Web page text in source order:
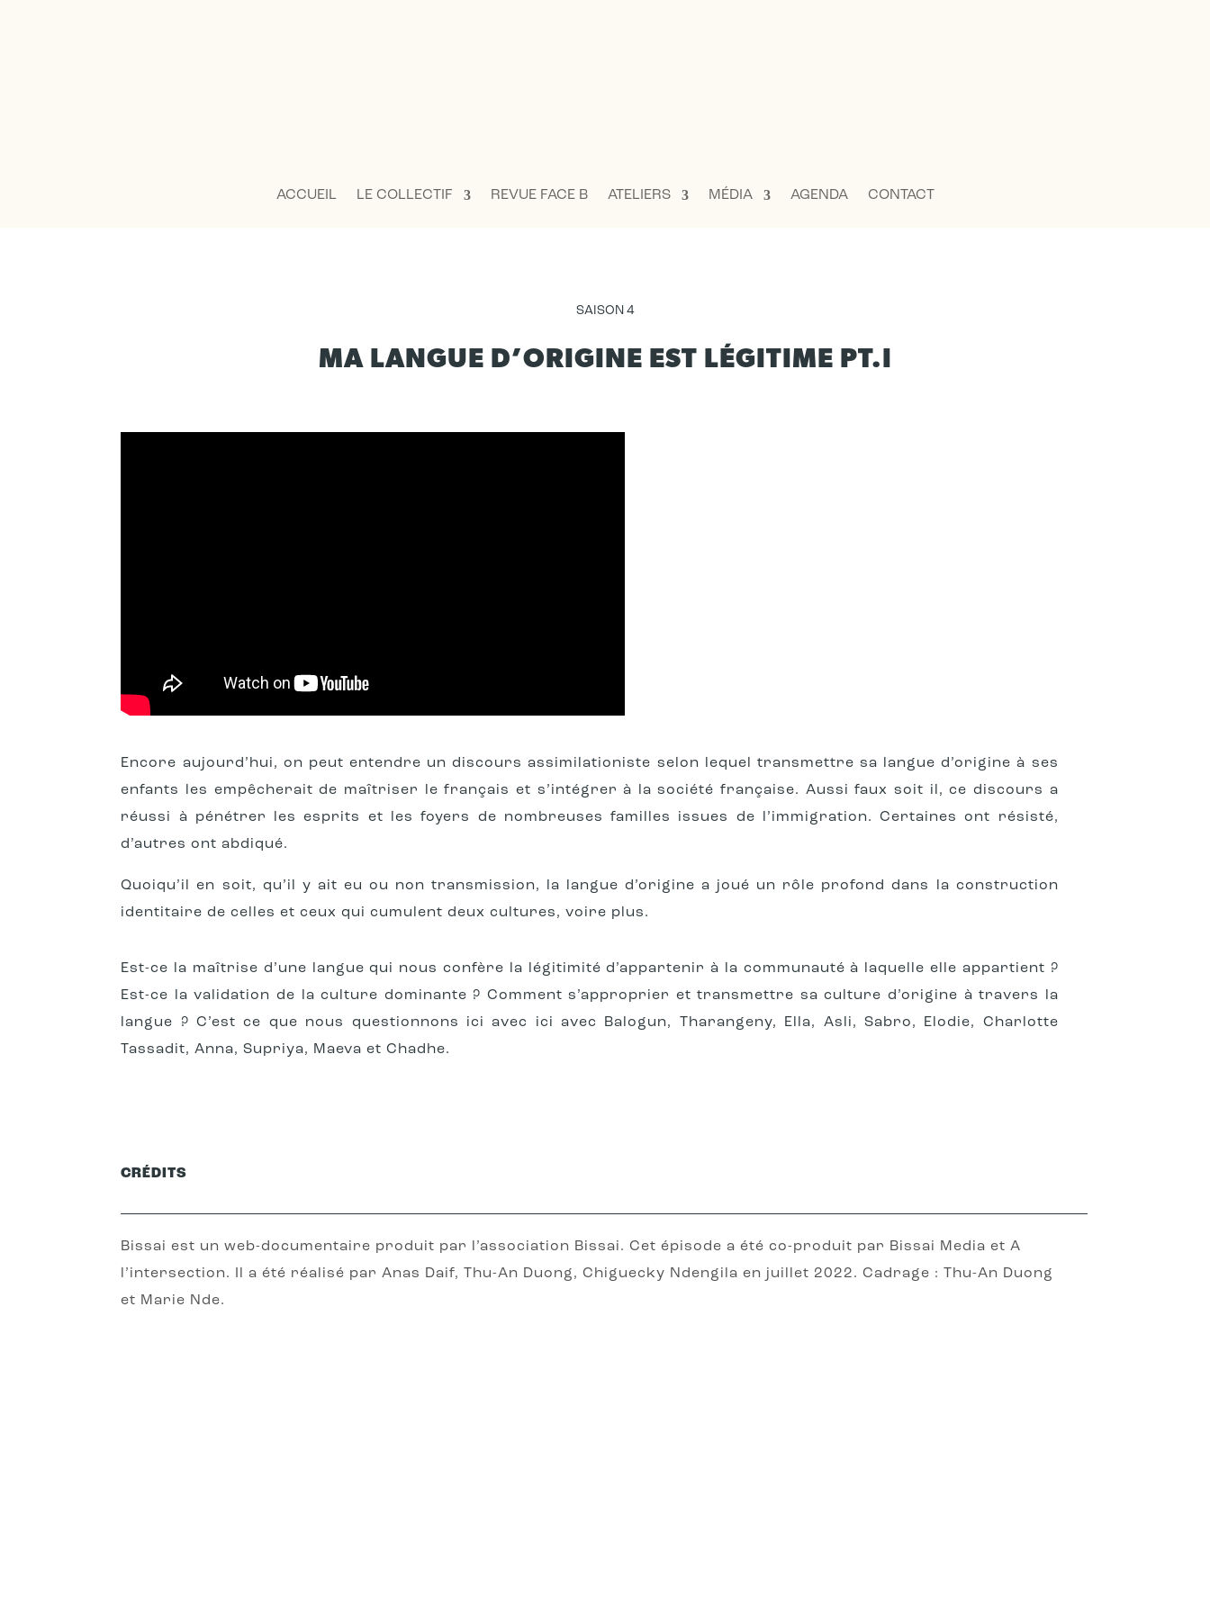
ACCUEIL LE COLLECTIF REVUE FACE B ATELIERS MÉDIA AGENDA CONTACT
SAISON 4
MA LANGUE D’ORIGINE EST LÉGITIME PT.I
Encore aujourd’hui, on peut entendre un discours assimilationiste selon lequel transmettre sa langue d’origine à ses
enfants les empêcherait de maîtriser le français et s’intégrer à la société française. Aussi faux soit il, ce discours a
réussi à pénétrer les esprits et les foyers de nombreuses familles issues de l’immigration. Certaines ont résisté,
d’autres ont abdiqué.
Quoiqu’il en soit, qu’il y ait eu ou non transmission, la langue d’origine a joué un rôle profond dans la construction
identitaire de celles et ceux qui cumulent deux cultures, voire plus.
Est-ce la maîtrise d’une langue qui nous confère la légitimité d’appartenir à la communauté à laquelle elle appartient ?
Est-ce la validation de la culture dominante ? Comment s’approprier et transmettre sa culture d’origine à travers la
langue ? C’est ce que nous questionnons ici avec ici avec Balogun, Tharangeny, Ella, Asli, Sabro, Elodie, Charlotte
Tassadit, Anna, Supriya, Maeva et Chadhe.
CRÉDITS
Bissai est un web-documentaire produit par l’association Bissai. Cet épisode a été co-produit par Bissai Media et A
l’intersection. Il a été réalisé par Anas Daif, Thu-An Duong, Chiguecky Ndengila en juillet 2022. Cadrage : Thu-An Duong
et Marie Nde.